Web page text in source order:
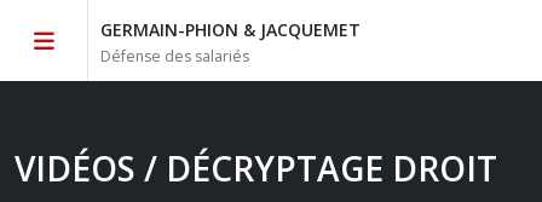
GERMAIN-PHION & JACQUEMET
Défense des salariés
VIDÉOS / DÉCRYPTAGE DROIT